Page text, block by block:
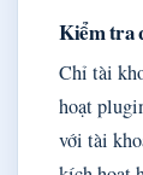
Kiểm tra
Chỉ tài
hoạt
với tài